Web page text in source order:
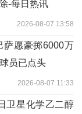
-每日热讯
2026-08-07 13:58
萨愿豪掷6000万
员已点头
2026-08-07 11:33
卫星化学乙二醇